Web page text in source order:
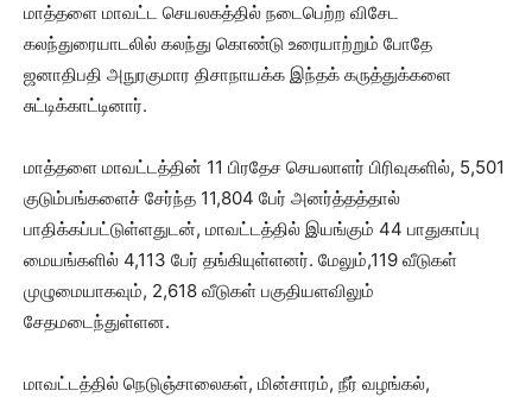
மாத்தளை மாவட்ட செயலகத்தில் நடைபெற்ற விசேட
கலந்துரையாடலில் கலந்து கொண்டு உரையாற்றும் போதே
ஜனாதிபதி அநுரகுமார திசாநாயக்க இந்தக் கருத்துக்களை
சுட்டிக்காட்டினார்.
மாத்தளை மாவட்டத்தின் 11 பிரதேச செயலாளர் பிரிவுகளில், 5,501
குடும்பங்களைச் சேர்ந்த 11,804 பேர் அனர்த்தத்தால்
பாதிக்கப்பட்டுள்ளதுடன், மாவட்டத்தில் இயங்கும் 44 பாதுகாப்பு
மையங்களில் 4,113 பேர் தங்கியுள்ளனர். மேலும்,119 வீடுகள்
முழுமையாகவும், 2,618 வீடுகள் பகுதியளவிலும்
சேதமடைந்துள்ளன.
மாவட்டத்தில் நெடுஞ்சாலைகள், மின்சாரம், நீர் வழங்கல்,